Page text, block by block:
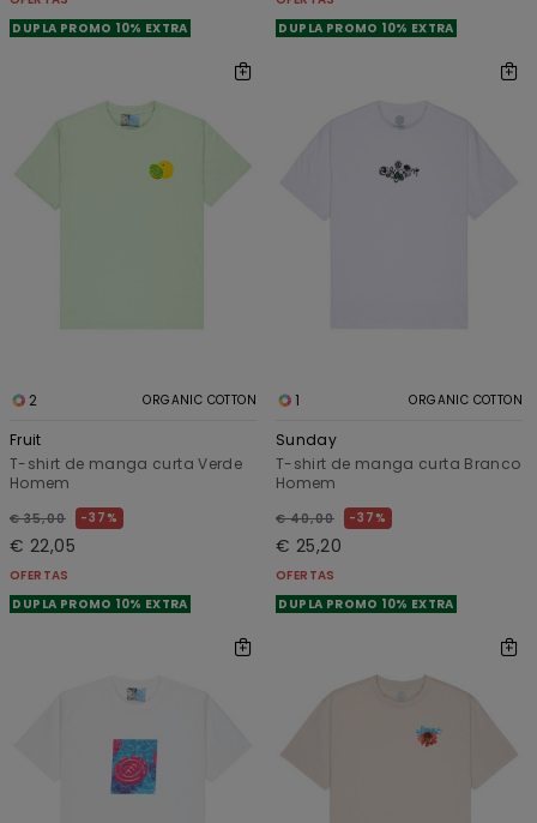
DUPLA PROMO 10% EXTRA
DUPLA PROMO 10% EXTRA
2 ORGANIC COTTON
Fruit
T-shirt de manga curta Verde
Homem
€ 35,00 37%
€ 22,05
OFERTAS
DUPLA PROMO 10% EXTRA
1 ORGANIC COTTON
Sunday
T-shirt de manga curta Branco
Homem
€ 40,00 37%
€ 25,20
OFERTAS
DUPLA PROMO 10% EXTRA